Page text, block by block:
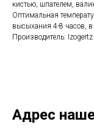
кистью, шпателем,
Оптимальная
высыхания 4-8 часов,
Производитель: Izogertz
Адрес